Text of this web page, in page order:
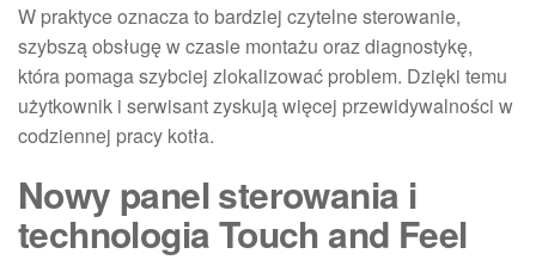
W praktyce oznacza to bardziej czytelne sterowanie,
szybszą obsługę w czasie montażu oraz diagnostykę,
która pomaga szybciej zlokalizować problem. Dzięki temu
użytkownik i serwisant zyskują więcej przewidywalności w
codziennej pracy kotła.
Nowy panel sterowania i
technologia Touch and Feel